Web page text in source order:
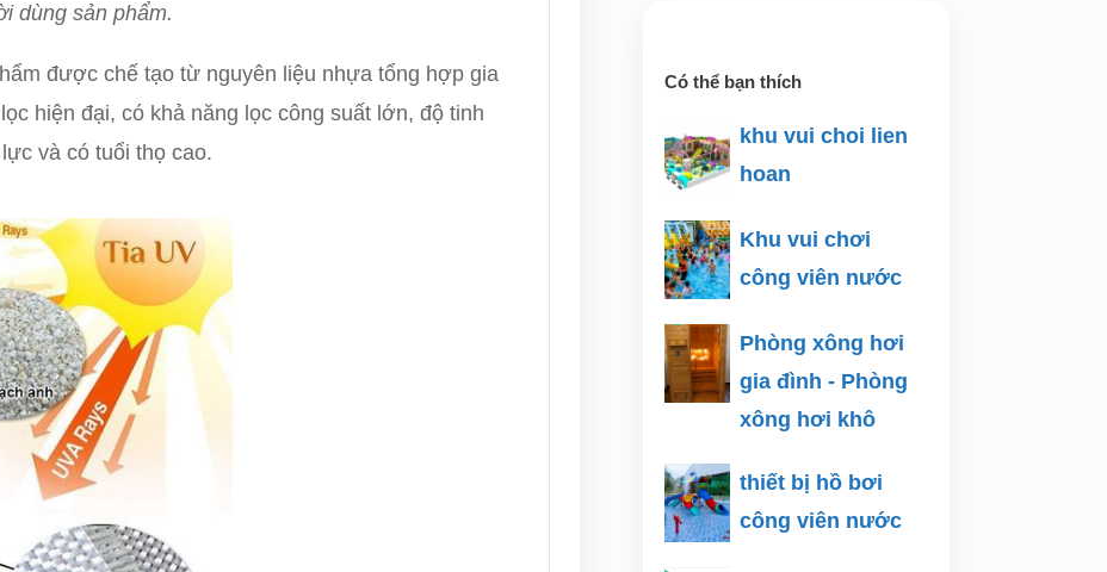
dùng sản phẩm.
được chế tạo từ nguyên liệu nhựa tổng hợp gia
hiện đại, có khả năng lọc công suất lớn, độ tinh
và có tuổi thọ cao.
Có thể bạn thích
khu vui choi lien
hoan
Khu vui chơi
công viên nước
Phòng xông hơi
gia đình - Phòng
xông hơi khô
thiết bị hồ bơi
công viên nước